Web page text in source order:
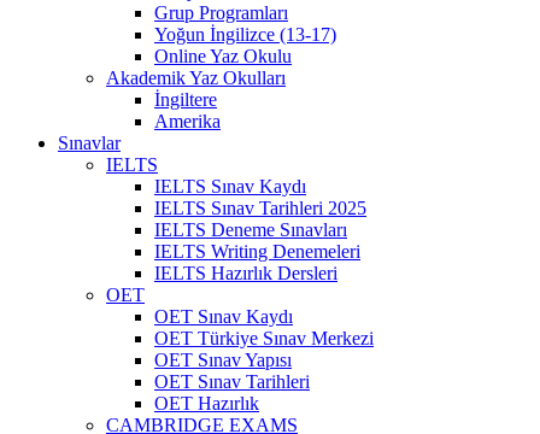
Grup Programları
Yoğun İngilizce (13-17)
Online Yaz Okulu
Akademik Yaz Okulları
İngiltere
Amerika
Sınavlar
IELTS
IELTS Sınav Kaydı
IELTS Sınav Tarihleri 2025
IELTS Deneme Sınavları
IELTS Writing Denemeleri
IELTS Hazırlık Dersleri
OET
OET Sınav Kaydı
OET Türkiye Sınav Merkezi
OET Sınav Yapısı
OET Sınav Tarihleri
OET Hazırlık
CAMBRIDGE EXAMS